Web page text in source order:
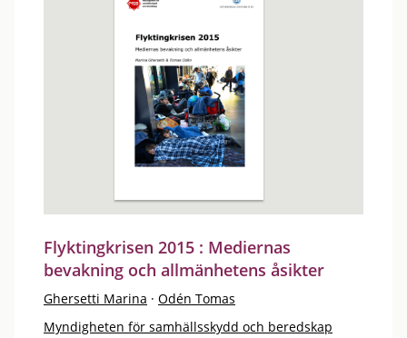
Flyktingkrisen 2015 : Mediernas
bevakning och allmänhetens åsikter
Ghersetti Marina · Odén Tomas
Myndigheten för samhällsskydd och beredskap